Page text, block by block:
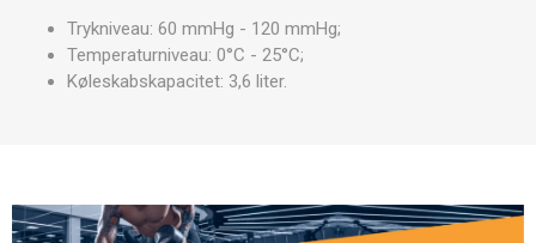
Trykniveau: 60 mmHg - 120 mmHg;
Temperaturniveau: 0°C - 25°C;
Køleskabskapacitet: 3,6 liter.